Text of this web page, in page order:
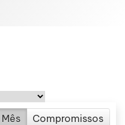
Mês Compromissos